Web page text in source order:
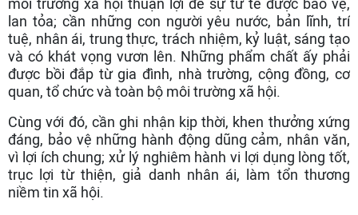
môi trường xã hội thuận lợi để sự tử tế được bảo vệ,
lan tỏa; cần những con người yêu nước, bản lĩnh, trí
tuệ, nhân ái, trung thực, trách nhiệm, kỷ luật, sáng tạo
và có khát vọng vươn lên. Những phẩm chất ấy phải
được bồi đắp từ gia đình, nhà trường, cộng đồng, cơ
quan, tổ chức và toàn bộ môi trường xã hội.
Cùng với đó, cần ghi nhận kịp thời, khen thưởng xứng
đáng, bảo vệ những hành động dũng cảm, nhân văn,
vì lợi ích chung; xử lý nghiêm hành vi lợi dụng lòng tốt,
trục lợi từ thiện, giả danh nhân ái, làm tổn thương
niềm tin xã hội.